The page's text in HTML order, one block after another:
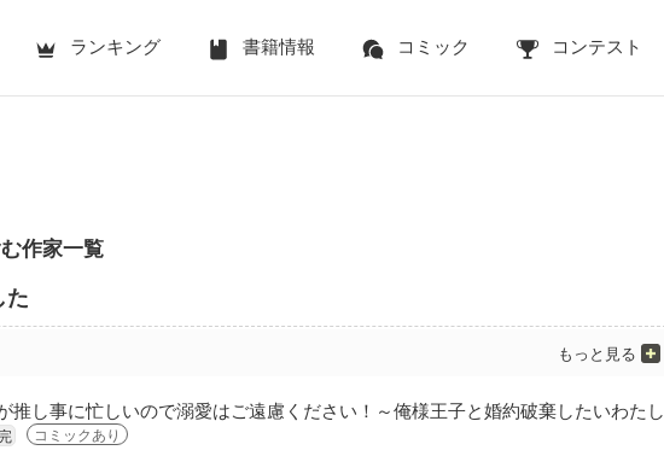
ランキング 書籍情報 コミック コンテスト
作家一覧
た
もっと見る
推し事に忙しいので溺愛はご遠慮ください！～俺様王子と婚約破棄したいわたし
コミックあり